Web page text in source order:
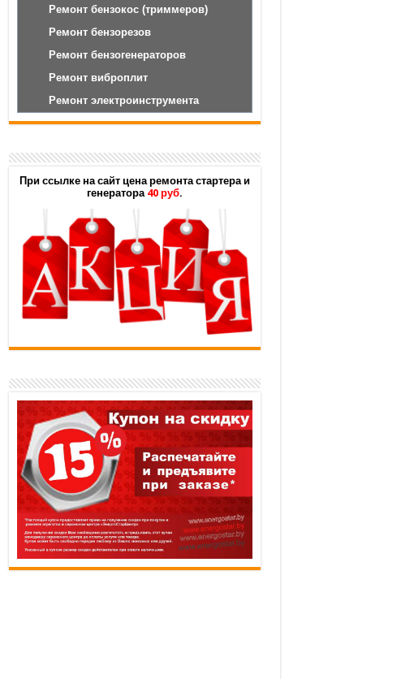
Ремонт бензокос (триммеров)
Ремонт бензорезов
Ремонт бензогенераторов
Ремонт виброплит
Ремонт электроинструмента
При ссылке на сайт цена ремонта стартера и
генератора 40 руб.